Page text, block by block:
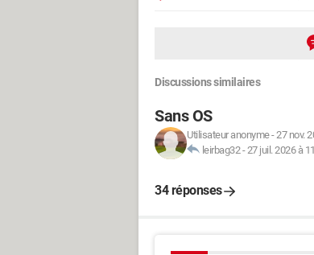
Discussions similaires
Sans OS
Utilisateur anonyme-27 nov.
leirbag32-27 juil. 2026 à
34 réponses